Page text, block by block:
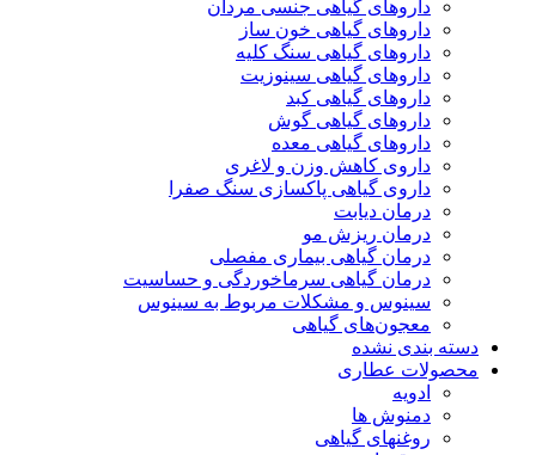
داروهای گیاهی جنسی مردان
داروهای گیاهی خون ساز
داروهای گیاهی سنگ کلیه
داروهای گیاهی سینوزیت
داروهای گیاهی کبد
داروهای گیاهی گوش
داروهای گیاهی معده
داروی کاهش وزن و لاغری
داروی گیاهی پاکسازی سنگ صفرا
درمان دیابت
درمان ریزش مو
درمان گیاهی بیماری مفصلی
درمان گیاهی سرماخوردگی و حساسیت
سینوس و مشکلات مربوط به سینوس
معجون‌های گیاهی
دسته بندی نشده
محصولات عطاری
ادویه
دمنوش ها
روغنهای گیاهی